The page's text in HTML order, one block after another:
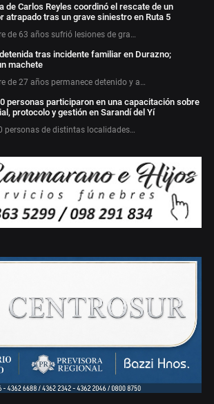
de Carlos Reyles coordinó el rescate de un
atrapado tras un grave siniestro en Ruta 5
de 63 años sufrió lesiones de gra…
tras incidente familiar en Durazno;
machete
de 27 años permanece detenido y a…
personas participaron en una capacitación sobre
protocolo y gestión en Sarandí del Yí
personas de distintas localidades…